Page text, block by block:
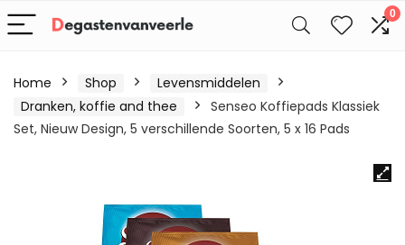
0
Home Shop
Levensmiddelen
Dranken, koffie and thee
Senseo Koffiepads Klassiek
Set, Nieuw Design, 5 verschillende Soorten, 5 x 16 Pads